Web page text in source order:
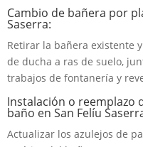
Cambio de bañera por
Saserra:
Retirar la bañera existente
de ducha a ras de suelo,
trabajos de fontanería y
Instalación o reemplazo
baño en San Felíu
Actualizar los azulejos de